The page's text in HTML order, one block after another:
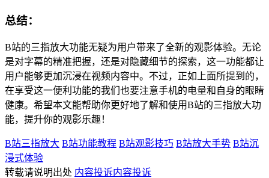
总结：
B站的三指放大功能无疑为用户带来了全新的观影体验。无论
是对字幕的精准把握，还是对隐藏细节的探索，这一功能都让
用户能够更加沉浸在视频内容中。不过，正如上面所提到的，
在享受这一便利功能的我们也要注意手机的电量和自身的眼睛
健康。希望本文能帮助你更好地了解和使用B站的三指放大功
能，提升你的观影乐趣！
B站三指放大 B站功能教程 B站观影技巧 B站放大手势 B站沉
浸式体验
转载请说明出处 内容投诉内容投诉